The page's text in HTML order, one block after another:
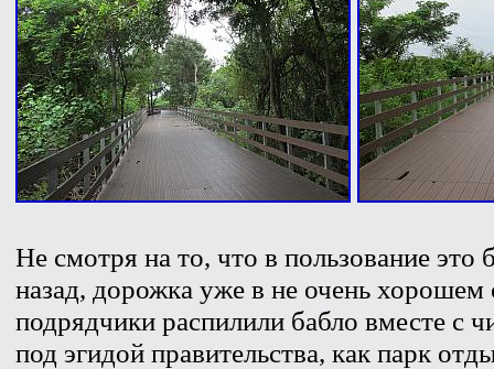
Не смотря на то, что в пользование это
назад, дорожка уже в не очень хорошем
подрядчики распилили бабло вместе с
под эгидой правительства, как парк